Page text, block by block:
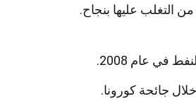
التغلب عليها بنجاح.
في عام 2008.
جائحة كورونا.